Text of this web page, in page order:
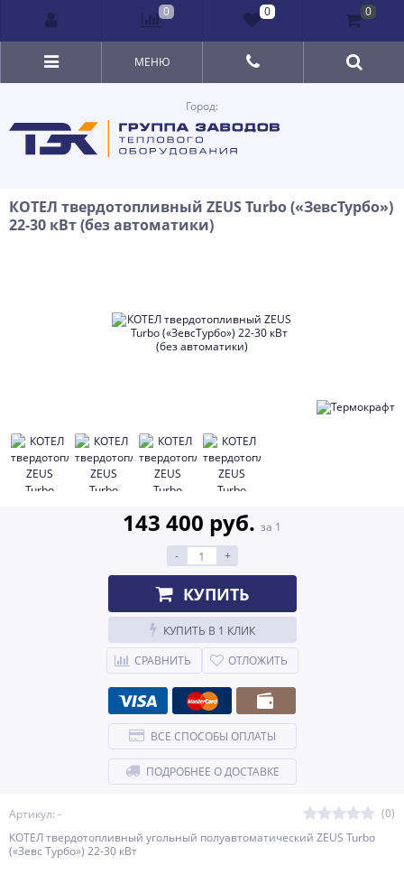
Город:
МЕНЮ
КОТЕЛ твердотопливный ZEUS Turbo («ЗевсТурбо»)
22-30 кВт (без автоматики)
Артикул: -
(0)
КОТЕЛ твердотопливный угольный полуавтоматический ZEUS Turbo
(«Зевс Турбо») 22-30 кВт
143 400 руб. за 1
-
+
КУПИТЬ
КУПИТЬ В 1 КЛИК
СРАВНИТЬ
ОТЛОЖИТЬ
ВСЕ СПОСОБЫ ОПЛАТЫ
ПОДРОБНЕЕ О ДОСТАВКЕ
0 0 0